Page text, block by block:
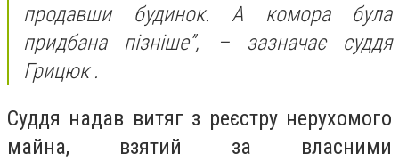
продавши будинок. А комора була
придбана пізніше”, – зазначає суддя
Грицюк .
Суддя надав витяг з реєстру нерухомого
майна, взятий за власними